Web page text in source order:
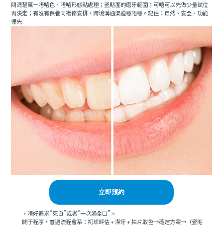
問清楚萬一唔啱色、唔啱形態點處理；瓷貼面的磨牙範圍；可唔可以先做少量試位
再決定；有沒有保養同複修安排，跨境溝通渠道穩唔穩。記住：自然、安全、功能
優先
立即預約
，唔好追求“死白”或者“一次過全口”。
關于程序，普遍流程會系：初診評估＋潔牙＋拍片取色→確定方案→（瓷貼